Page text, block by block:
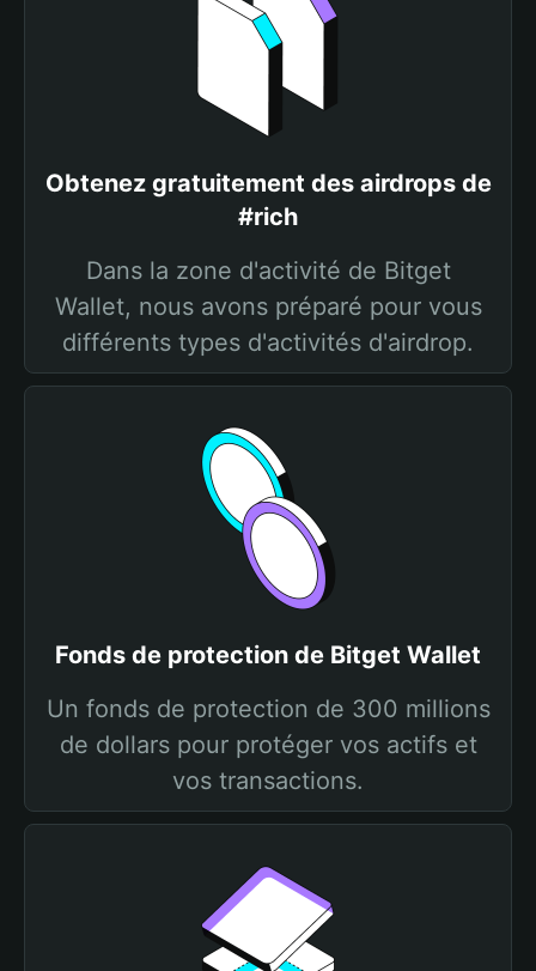
Obtenez gratuitement des airdrops de
#rich
Dans la zone d'activité de Bitget
Wallet, nous avons préparé pour vous
différents types d'activités d'airdrop.
Fonds de protection de Bitget Wallet
Un fonds de protection de 300 millions
de dollars pour protéger vos actifs et
vos transactions.